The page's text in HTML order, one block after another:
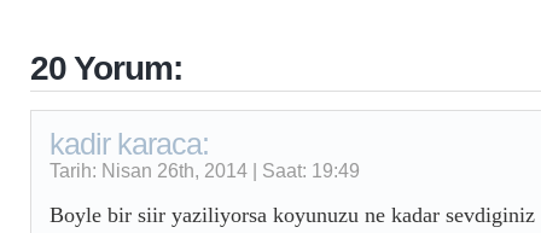
20 Yorum:
kadir karaca:
Tarih: Nisan 26th, 2014 | Saat: 19:49
Boyle bir siir yaziliyorsa koyunuzu ne kadar sevdiginiz